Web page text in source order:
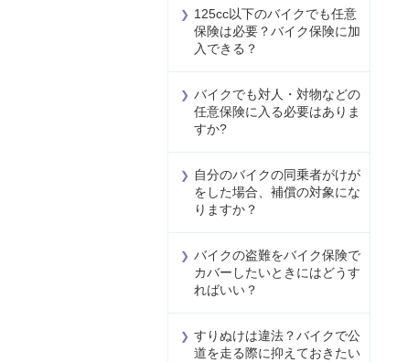
125cc以下のバイクでも任意
保険は必要？バイク保険に加
入できる？
バイクでも対人・対物などの
任意保険に入る必要はありま
すか?
自分のバイクの同乗者がけが
をした場合、補償の対象にな
りますか？
バイクの盗難をバイク保険で
カバーしたいときにはどうす
ればいい？
すりぬけは違法？バイクで公
道を走る際に抑えておきたい